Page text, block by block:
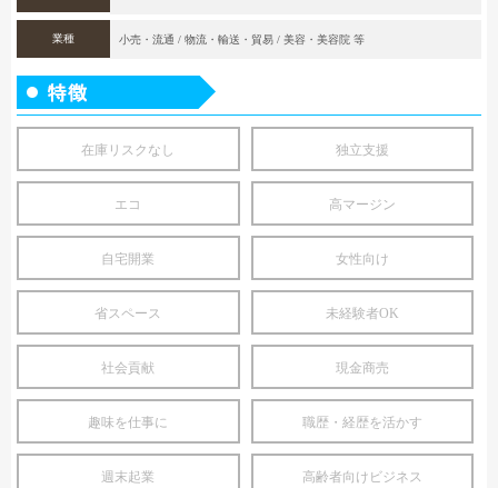
業種 小売・流通 / 物流・輸送・貿易 / 美容・美容院 等
在庫リスクなし 独立支援
エコ 高マージン
自宅開業 女性向け
省スペース 未経験者OK
社会貢献 現金商売
趣味を仕事に 職歴・経歴を活かす
週末起業 高齢者向けビジネス